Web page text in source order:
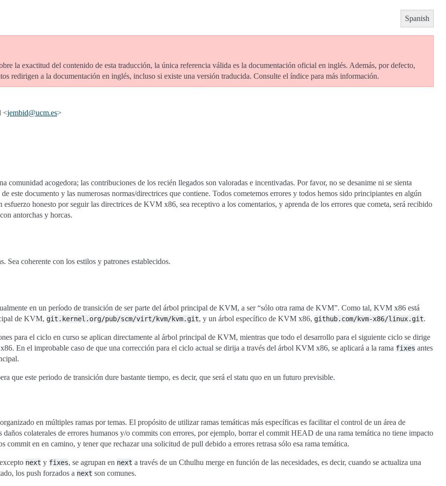
Spanish
la exactitud del contenido de esta traducción, la única referencia válida es la documentación oficial en inglés. Además, por defecto,
redirigen a la documentación en inglés, incluso si existe una versión traducida. Consulte el índice para más información.
<jembid@ucm.es>
comunidad acogedora; las contribuciones de los recién llegados son valoradas e incentivadas. Por favor, no se desanime ni se sienta
este documento y las numerosas normas/directrices que contiene. Todos cometemos errores y todos hemos sido principiantes en algún
esfuerzo honesto por seguir las directrices de KVM x86, sea receptivo a los comentarios, y aprenda de los errores que cometa, será recibido
antorchas y horcas.
Sea coherente con los estilos y patrones establecidos.
en un período de transición de ser parte del árbol principal de KVM, a ser “sólo otra rama de KVM”. Como tal, KVM x86 está
de KVM, git.kernel.org/pub/scm/virt/kvm/kvm.git, y un árbol específico de KVM x86, github.com/kvm-x86/linux.git.
para el ciclo en curso se aplican directamente al árbol principal de KVM, mientras que todo el desarrollo para el siguiente ciclo se dirige
En el improbable caso de que una corrección para el ciclo actual se dirija a través del árbol KVM x86, se aplicará a la rama fixes antes
que este periodo de transición dure bastante tiempo, es decir, que será el statu quo en un futuro previsible.
en múltiples ramas por temas. El propósito de utilizar ramas temáticas más específicas es facilitar el control de un área de
colaterales de errores humanos y/o commits con errores, por ejemplo, borrar el commit HEAD de una rama temática no tiene impacto
commit en en camino, y tener que rechazar una solicitud de pull debido a errores retrasa sólo esa rama temática.
next y fixes, se agrupan en next a través de un Cthulhu merge en función de las necesidades, es decir, cuando se actualiza una
los push forzados a next son comunes.